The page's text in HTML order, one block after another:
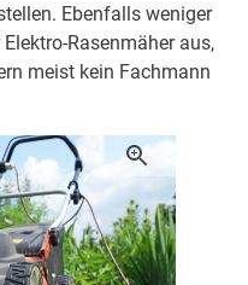
Ebenfalls weniger
Rasenmäher aus,
meist kein Fachmann